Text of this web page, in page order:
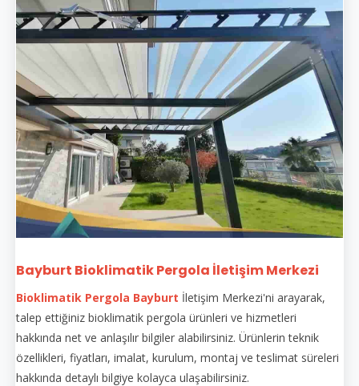
Bayburt Bioklimatik Pergola İletişim Merkezi
Bioklimatik Pergola Bayburt İletişim Merkezi'ni arayarak,
talep ettiğiniz bioklimatik pergola ürünleri ve hizmetleri
hakkında net ve anlaşılır bilgiler alabilirsiniz. Ürünlerin teknik
özellikleri, fiyatları, imalat, kurulum, montaj ve teslimat süreleri
hakkında detaylı bilgiye kolayca ulaşabilirsiniz.